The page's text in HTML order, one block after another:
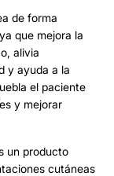
de forma
que mejora la
alivia
y ayuda a la
el paciente
y mejorar
un producto
cutáneas